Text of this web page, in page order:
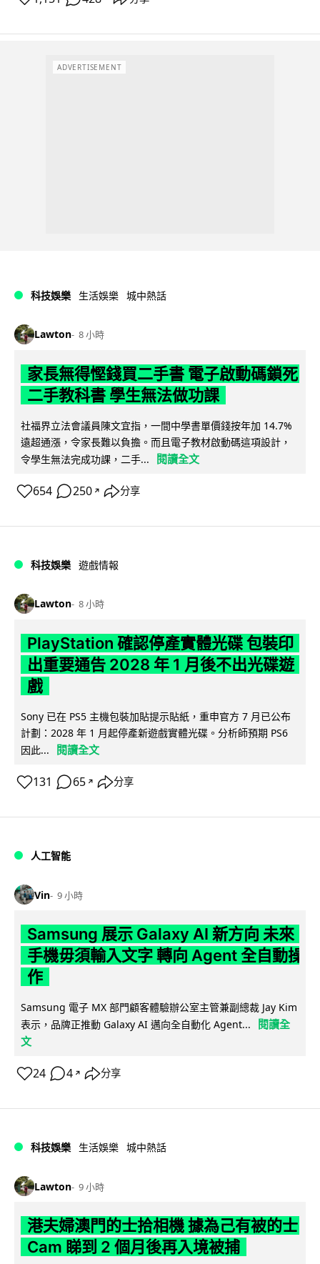
ADVERTISEMENT
科技娛樂 生活娛樂 城中熱話
Lawton 8 小時
家長無得慳錢買二手書 電子啟動碼鎖死
二手教科書 學生無法做功課
社福界立法會議員陳文宜指，一間中學書單價錢按年加 14.7%
遠超通漲，令家長難以負擔。而且電子教材啟動碼這項設計，
令學生無法完成功課，二手...
閱讀全文
654 250 ↗ 分享
科技娛樂 遊戲情報
Lawton 8 小時
PlayStation 確認停產實體光碟 包裝印
出重要通告 2028 年 1 月後不出光碟遊
戲
Sony 已在 PS5 主機包裝加貼提示貼紙，重申官方 7 月已公布
計劃：2028 年 1 月起停產新遊戲實體光碟。分析師預期 PS6
因此...
閱讀全文
131 65 ↗ 分享
人工智能
Vin 9 小時
Samsung 展示 Galaxy AI 新方向 未來
手機毋須輸入文字 轉向 Agent 全自動操
作
Samsung 電子 MX 部門顧客體驗辦公室主管兼副總裁 Jay Kim
表示，品牌正推動 Galaxy AI 邁向全自動化 Agent...
閱讀全
文
24 4 ↗ 分享
科技娛樂 生活娛樂 城中熱話
Lawton 9 小時
港夫婦澳門的士拾相機 據為己有被的士
Cam 睇到 2 個月後再入境被捕